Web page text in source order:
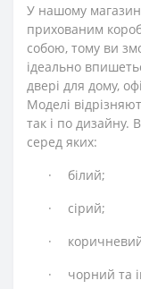
У нашому
прихованим
собою, тому ви
ідеально
двері для дому,
Моделі
так і по дизайну.
серед яких:
·
білий;
·
сірий;
·
·
чорний та